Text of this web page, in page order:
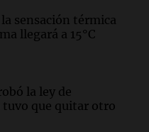
sensación térmica
llegará a 15°C
la ley de
tuvo que quitar otro